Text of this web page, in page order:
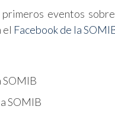
eventos
el Facebook de la
SOMIB
SOMIB